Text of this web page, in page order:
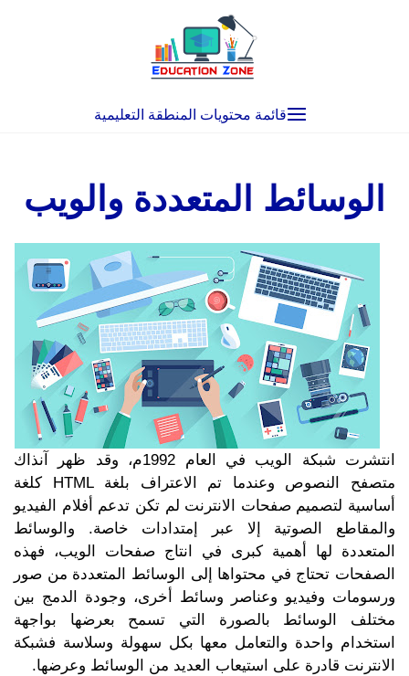
قائمة محتويات المنطقة التعليمية
الوسائط المتعددة والويب
انتشرت شبكة الويب في العام 1992م، وقد ظهر آنذاك
متصفح النصوص وعندما تم الاعتراف بلغة HTML كلغة
أساسية لتصميم صفحات الانترنت لم تكن تدعم أفلام الفيديو
والمقاطع الصوتية إلا عبر إمتدادات خاصة. والوسائط
المتعددة لها أهمية كبرى في انتاج صفحات الويب، فهذه
الصفحات تحتاج في محتواها إلى الوسائط المتعددة من صور
ورسومات وفيديو وعناصر وسائط أخرى، وجودة الدمج بين
مختلف الوسائط بالصورة التي تسمح بعرضها بواجهة
استخدام واحدة والتعامل معها بكل سهولة وسلاسة فشبكة
الانترنت قادرة على استيعاب العديد من الوسائط وعرضها.